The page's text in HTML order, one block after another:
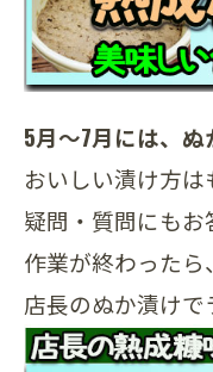
5月～7月には、ぬ
おいしい漬け方は
疑問・質問にもお
作業が終わったら、
店長のぬか漬けで